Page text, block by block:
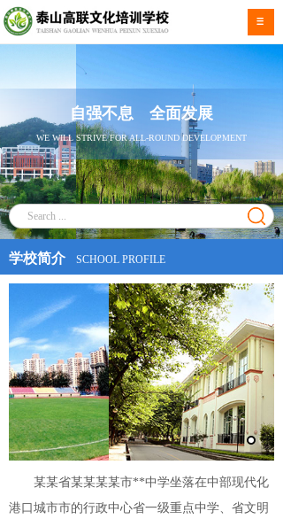
自强不息 全面发展
WE WILL STRIVE FOR ALL-ROUND DEVELOPMENT
学校简介 SCHOOL PROFILE
某某省某某某某市**中学坐落在中部现代化
港口 城市市的行政中心省一级重点中学、省文明